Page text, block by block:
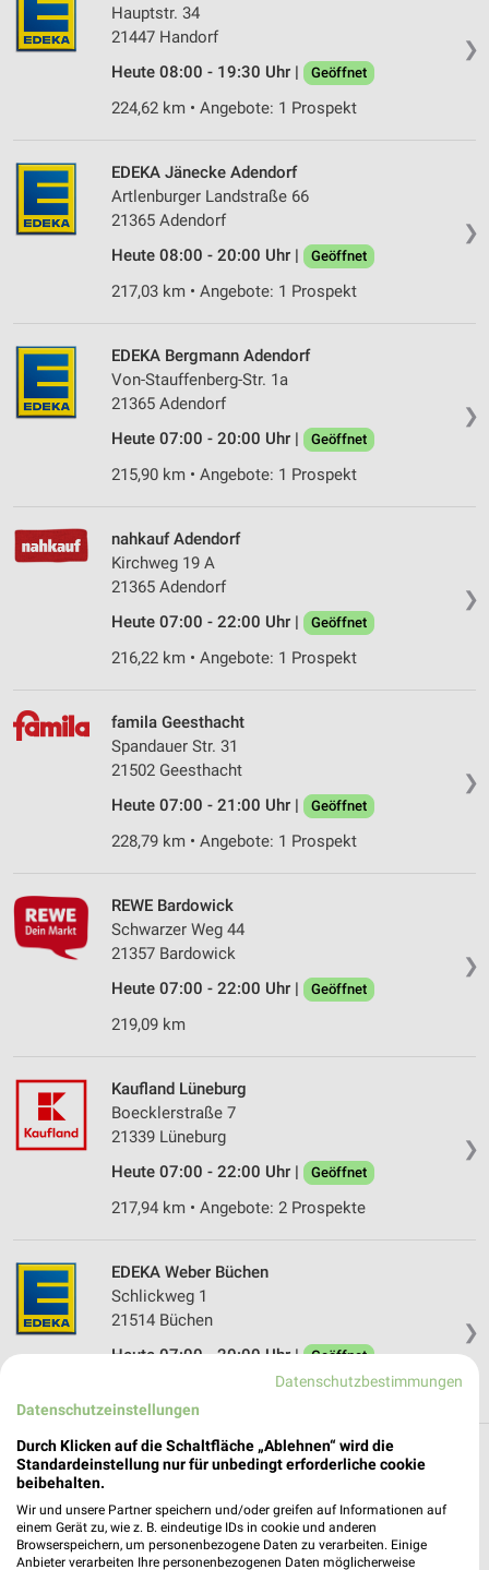
❯
Hauptstr. 34
21447 Handorf
Heute 08:00 - 19:30 Uhr |
Geöffnet
224,62 km • Angebote: 1 Prospekt
❯
EDEKA Jänecke Adendorf
Artlenburger Landstraße 66
21365 Adendorf
Heute 08:00 - 20:00 Uhr |
Geöffnet
217,03 km • Angebote: 1 Prospekt
❯
EDEKA Bergmann Adendorf
Von-Stauffenberg-Str. 1a
21365 Adendorf
Heute 07:00 - 20:00 Uhr |
Geöffnet
215,90 km • Angebote: 1 Prospekt
❯
nahkauf Adendorf
Kirchweg 19 A
21365 Adendorf
Heute 07:00 - 22:00 Uhr |
Geöffnet
216,22 km • Angebote: 1 Prospekt
❯
famila Geesthacht
Spandauer Str. 31
21502 Geesthacht
Heute 07:00 - 21:00 Uhr |
Geöffnet
228,79 km • Angebote: 1 Prospekt
❯
REWE Bardowick
Schwarzer Weg 44
21357 Bardowick
Heute 07:00 - 22:00 Uhr |
Geöffnet
219,09 km
❯
Kaufland Lüneburg
Boecklerstraße 7
21339 Lüneburg
Heute 07:00 - 22:00 Uhr |
Geöffnet
217,94 km • Angebote: 2 Prospekte
❯
EDEKA Weber Büchen
Schlickweg 1
21514 Büchen
Heute 07:00 - 20:00 Uhr | Geöffnet
215,53 km • Angebote: 1 Prospekt
Supermärkte Angebote und Prospekte für
Artlenburg
17 Prospekte
Datenschutzbestimmungen
Datenschutzeinstellungen
Durch Klicken auf die Schaltfläche „Ablehnen“ wird die
Standardeinstellung nur für unbedingt erforderliche cookie
beibehalten.
Wir und unsere Partner speichern und/oder greifen auf Informationen auf
einem Gerät zu, wie z. B. eindeutige IDs in cookie und anderen
Browserspeichern, um personenbezogene Daten zu verarbeiten. Einige
Anbieter verarbeiten Ihre personenbezogenen Daten möglicherweise